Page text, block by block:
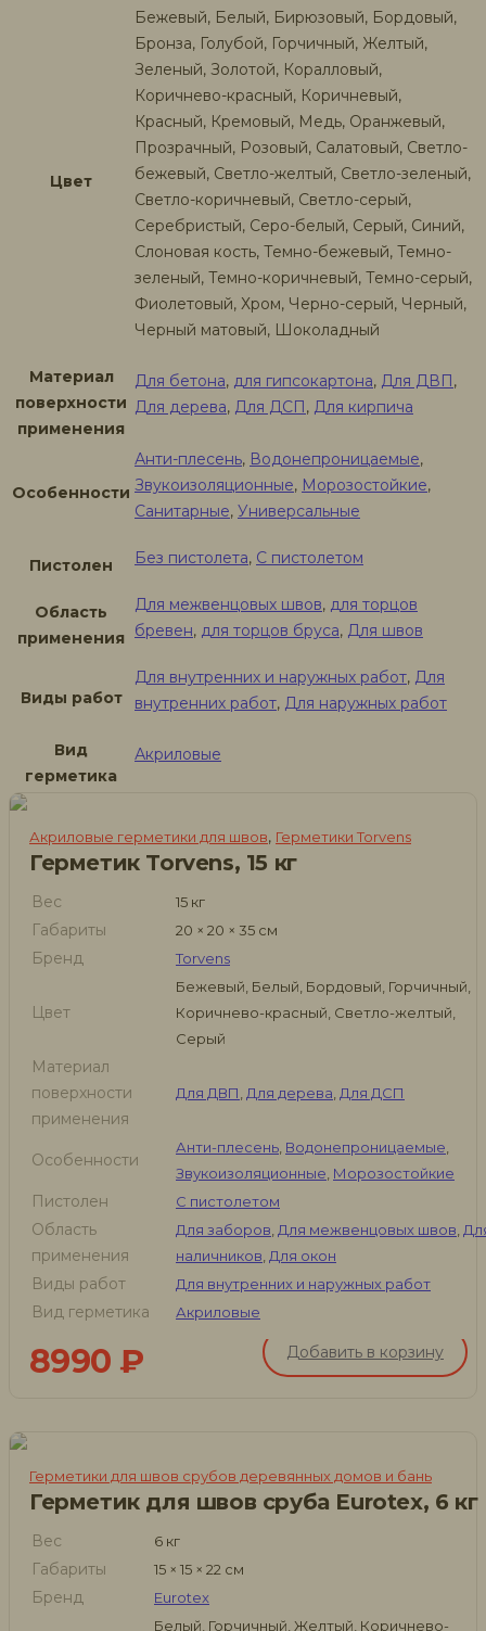
Цвет
Бежевый, Белый, Бирюзовый, Бордовый,
Бронза, Голубой, Горчичный, Желтый,
Зеленый, Золотой, Коралловый,
Коричнево-красный, Коричневый,
Красный, Кремовый, Медь, Оранжевый,
Прозрачный, Розовый, Салатовый, Светло-
бежевый, Светло-желтый, Светло-зеленый,
Светло-коричневый, Светло-серый,
Серебристый, Серо-белый, Серый, Синий,
Слоновая кость, Темно-бежевый, Темно-
зеленый, Темно-коричневый, Темно-серый,
Фиолетовый, Хром, Черно-серый, Черный,
Черный матовый, Шоколадный
Материал
поверхности
применения
Для бетона, для гипсокартона, Для ДВП,
Для дерева, Для ДСП, Для кирпича
Особенности
Анти-плесень, Водонепроницаемые,
Звукоизоляционные, Морозостойкие,
Санитарные, Универсальные
Пистолен Без пистолета, С пистолетом
Область
применения
Для межвенцовых швов, для торцов
бревен, для торцов бруса, Для швов
Виды работ
Для внутренних и наружных работ, Для
внутренних работ, Для наружных работ
Вид
герметика
Акриловые
Акриловые герметики для швов, Герметики Torvens
Герметик Torvens, 15 кг
Вес 15 кг
Габариты 20 × 20 × 35 см
Бренд Torvens
Цвет
Бежевый, Белый, Бордовый, Горчичный,
Коричнево-красный, Светло-желтый,
Серый
Материал
поверхности
применения
Для ДВП,Для дерева,Для ДСП
Особенности
Анти-плесень, Водонепроницаемые,
Звукоизоляционные, Морозостойкие
Пистолен С пистолетом
Область
применения
Для заборов,Для межвенцовых швов,
наличников,Для окон
Виды работ Для внутренних и наружных работ
Вид герметика Акриловые
8990 ₽ Добавить в корзину
Герметики для швов срубов деревянных домов и бань
Герметик для швов сруба Eurotex, 6 кг
Вес 6 кг
Габариты 15 × 15 × 22 см
Бренд
Eurotex
Белый, Горчичный, Желтый, Коричнево-